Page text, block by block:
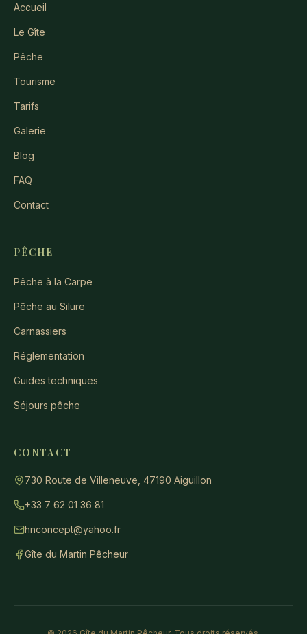
Accueil
Le Gîte
Pêche
Tourisme
Tarifs
Galerie
Blog
FAQ
Contact
PÊCHE
Pêche à la Carpe
Pêche au Silure
Carnassiers
Réglementation
Guides techniques
Séjours pêche
CONTACT
730 Route de Villeneuve, 47190 Aiguillon
+33 7 62 01 36 81
hnconcept@yahoo.fr
Gîte du Martin Pêcheur